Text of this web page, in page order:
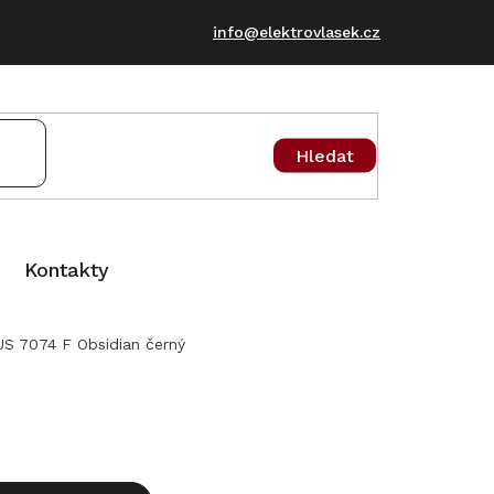
info@elektrovlasek.cz
Hledat
Kontakty
7074 F Obsidian černý